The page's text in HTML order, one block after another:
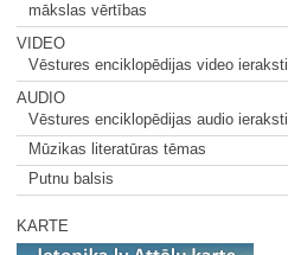
mākslas vērtības
VIDEO
Vēstures enciklopēdijas video ieraksti
AUDIO
Vēstures enciklopēdijas audio ieraksti
Mūzikas literatūras tēmas
Putnu balsis
KARTE